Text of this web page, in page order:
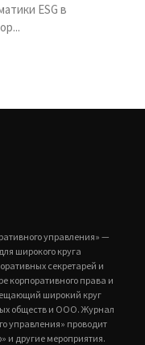
ESG в
управления» —
широкого круга
секретарей и
корпоративного права и
широкий круг
обществ и ООО. Журнал
управления» проводит
и другие мероприятия.